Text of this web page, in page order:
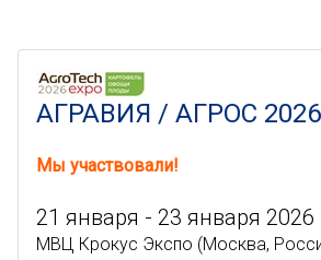
АГРАВИЯ / АГРОС 2026
Мы участвовали!
21 января - 23 января 2026
МВЦ Крокус Экспо (Москва,